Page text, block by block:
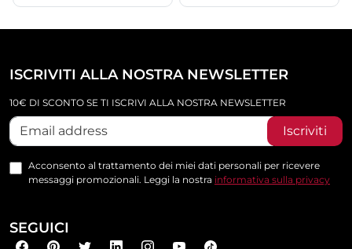
ISCRIVITI ALLA NOSTRA NEWSLETTER
10€ DI SCONTO SE TI ISCRIVI ALLA NOSTRA NEWSLETTER
Iscriviti
Acconsento al trattamento dei miei dati personali per ricevere
messaggi promozionali. Leggi la nostra informativa sulla privacy
SEGUICI